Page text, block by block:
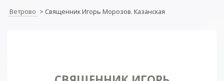
Ветрово > Cвященник Игорь Морозов. Казанская